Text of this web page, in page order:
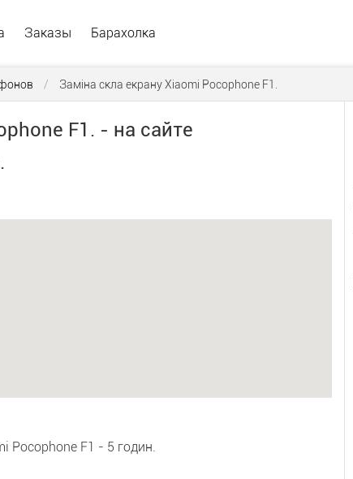
Заказы Барахолка
/ Заміна скла екрану Xiaomi Pocophone F1.
F1. - на сайте
Pocophone F1 - 5 годин.